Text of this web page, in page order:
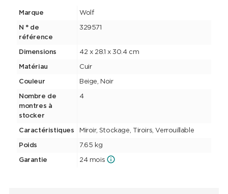
Marque Wolf
N ° de
référence
329571
Dimensions 42 x 28.1 x 30.4 cm
Matériau Cuir
Couleur Beige, Noir
Nombre de
montres à
stocker
4
Caractéristiques Miroir, Stockage, Tiroirs, Verrouillable
Poids 7.65 kg
Garantie 24 mois